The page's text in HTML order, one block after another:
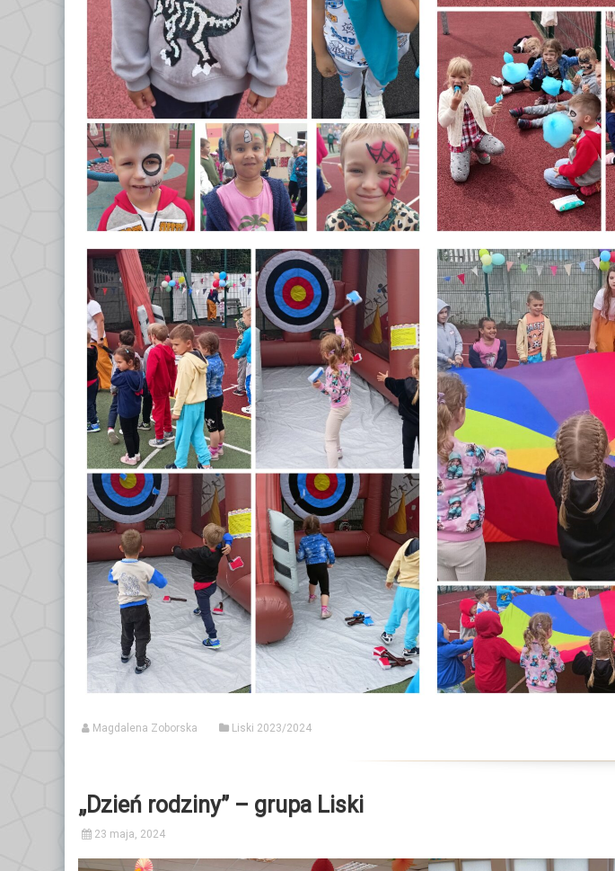
Magdalena Zoborska Liski 2023/2024
„Dzień rodziny” – grupa Liski
23 maja, 2024